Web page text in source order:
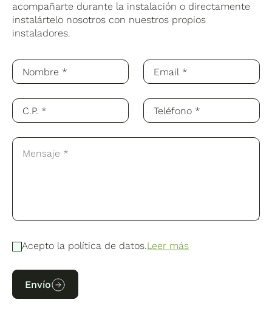
acompañarte durante la instalación o directamente
instalártelo nosotros con nuestros propios
instaladores.
Acepto la política de datos.Leer más
Envío